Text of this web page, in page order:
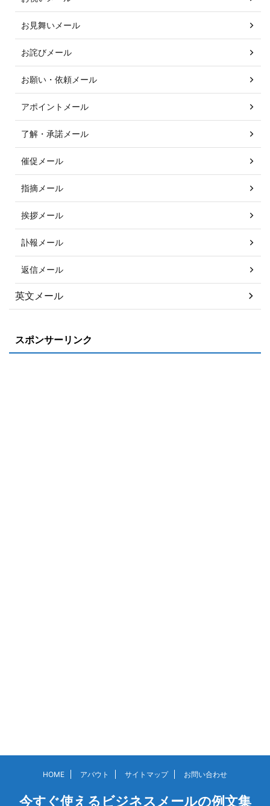
お見舞いメール
お詫びメール
お願い・依頼メール
アポイントメール
了解・承諾メール
催促メール
指摘メール
挨拶メール
訃報メール
返信メール
英文メール
スポンサーリンク
HOME アバウト サイトマップ お問い合わせ
今すぐ使えるビジネスメールの例文集